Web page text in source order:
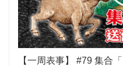
【一周表事】 #79 集合